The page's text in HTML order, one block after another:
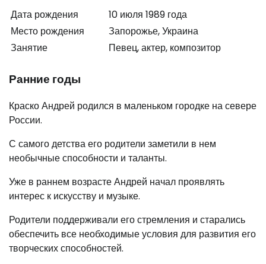
Дата рождения
10 июля 1989 года
Место рождения
Запорожье, Украина
Занятие
Певец, актер, композитор
Ранние годы
Краско Андрей родился в маленьком городке на севере
России.
С самого детства его родители заметили в нем
необычные способности и таланты.
Уже в раннем возрасте Андрей начал проявлять
интерес к искусству и музыке.
Родители поддерживали его стремления и старались
обеспечить все необходимые условия для развития его
творческих способностей.